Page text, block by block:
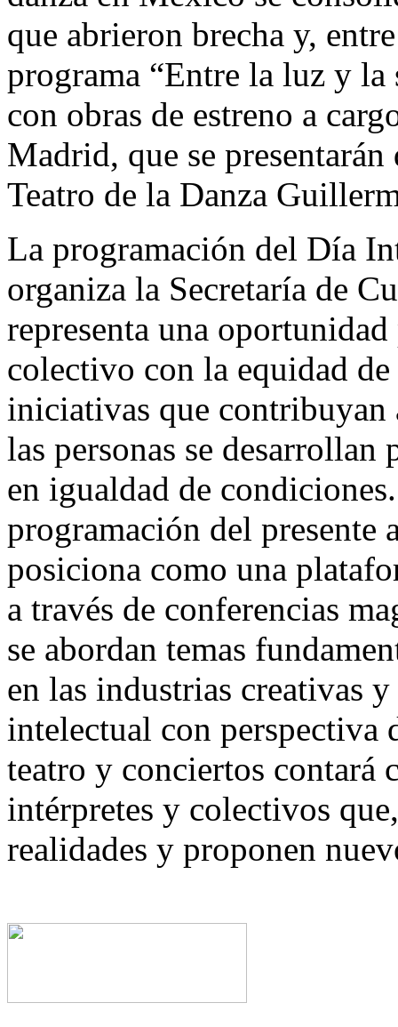
que abrieron brecha y,
programa “Entre la luz y la
con obras de estreno a
Madrid, que se
Teatro de la Danza
La programación del Día
organiza la Secretaría de
representa una
colectivo con la equidad
iniciativas que contribuyan
las personas se
en igualdad de
programación del presente
posiciona como una
a través de conferencias
se abordan temas
en las industrias creativas
intelectual con perspectiva
teatro y conciertos contará
intérpretes y colectivos
realidades y proponen